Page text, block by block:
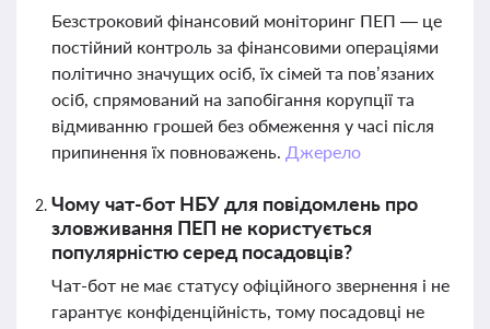
Безстроковий фінансовий моніторинг ПЕП — це
постійний контроль за фінансовими операціями
політично значущих осіб, їх сімей та пов’язаних
осіб, спрямований на запобігання корупції та
відмиванню грошей без обмеження у часі після
припинення їх повноважень. Джерело
Чому чат-бот НБУ для повідомлень про
зловживання ПЕП не користується
популярністю серед посадовців?
Чат-бот не має статусу офіційного звернення і не
гарантує конфіденційність, тому посадовці не